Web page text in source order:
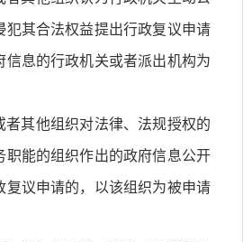
犯其合法权益提出行政复议申请
信息的行政机关或者派出机构为
者其他组织对法律、法规授权的
职能的组织作出的政府信息公开
复议申请的，以该组织为被申请